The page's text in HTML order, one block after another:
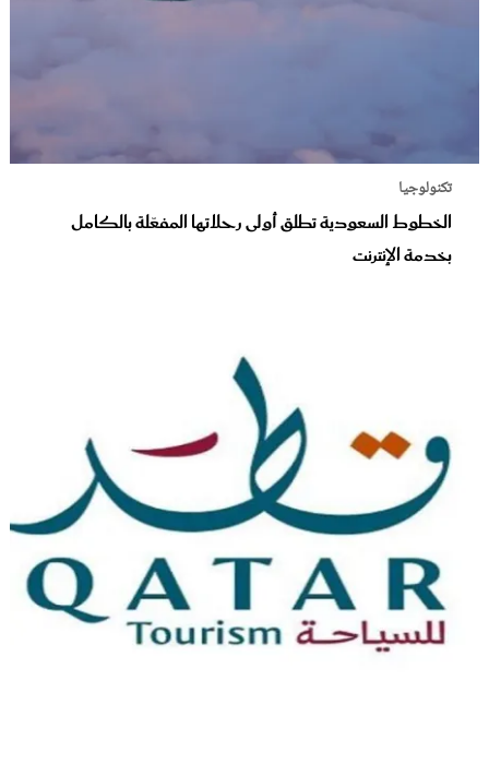
تكنولوجيا
الخطوط السعودية تطلق أولى رحلاتها المفعّلة بالكامل
بخدمة الإنترنت